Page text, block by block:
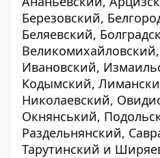
Березовский,
Беляевский,
Ивановский,
Кодымский,
Николаевский,
Окнянський,
Раздельнянский,
Тарутинский и